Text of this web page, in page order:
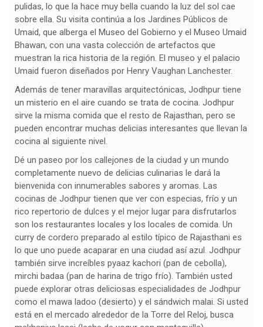
pulidas, lo que la hace muy bella cuando la luz del sol cae
sobre ella. Su visita continúa a los Jardines Públicos de
Umaid, que alberga el Museo del Gobierno y el Museo Umaid
Bhawan, con una vasta colección de artefactos que
muestran la rica historia de la región. El museo y el palacio
Umaid fueron diseñados por Henry Vaughan Lanchester.
Además de tener maravillas arquitectónicas, Jodhpur tiene
un misterio en el aire cuando se trata de cocina. Jodhpur
sirve la misma comida que el resto de Rajasthan, pero se
pueden encontrar muchas delicias interesantes que llevan la
cocina al siguiente nivel.
Dé un paseo por los callejones de la ciudad y un mundo
completamente nuevo de delicias culinarias le dará la
bienvenida con innumerables sabores y aromas. Las
cocinas de Jodhpur tienen que ver con especias, frío y un
rico repertorio de dulces y el mejor lugar para disfrutarlos
son los restaurantes locales y los locales de comida. Un
curry de cordero preparado al estilo típico de Rajasthani es
lo que uno puede acaparar en una ciudad así azul. Jodhpur
también sirve increíbles pyaaz kachori (pan de cebolla),
mirchi badaa (pan de harina de trigo frío). También usted
puede explorar otras deliciosas especialidades de Jodhpur
como el mawa ladoo (desierto) y el sándwich malai. Si usted
está en el mercado alrededor de la Torre del Reloj, busca